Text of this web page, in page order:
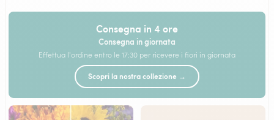
Consegna in 4 ore
Consegna in giornata
Effettua l'ordine entro le 17:30 per ricevere i fiori in giornata
Scopri la nostra collezione →